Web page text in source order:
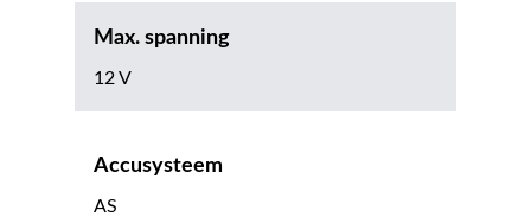
Max. spanning
12 V
Accusysteem
AS